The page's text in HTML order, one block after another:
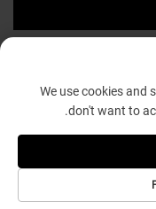
We use cookies and
don't want to